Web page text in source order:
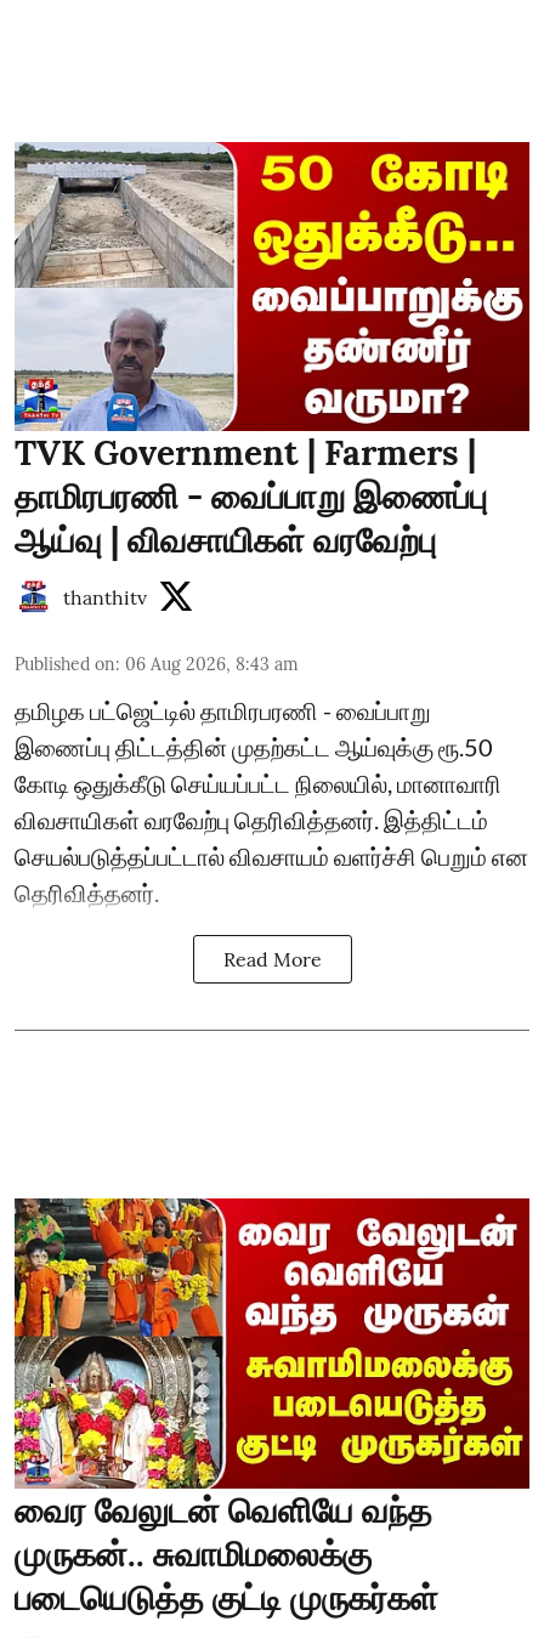
TVK Government | Farmers |
தாமிரபரணி - வைப்பாறு இணைப்பு
ஆய்வு | விவசாயிகள் வரவேற்பு
thanthitv
Published on: 06 Aug 2026, 8:43 am
தமிழக பட்ஜெட்டில் தாமிரபரணி - வைப்பாறு
இணைப்பு திட்டத்தின் முதற்கட்ட ஆய்வுக்கு ரூ.50
கோடி ஒதுக்கீடு செய்யப்பட்ட நிலையில், மானாவாரி
விவசாயிகள் வரவேற்பு தெரிவித்தனர். இத்திட்டம்
செயல்படுத்தப்பட்டால் விவசாயம் வளர்ச்சி பெறும் என
தெரிவித்தனர்.
Read More
வைர வேலுடன் வெளியே வந்த
முருகன்.. சுவாமிமலைக்கு
படையெடுத்த குட்டி முருகர்கள்